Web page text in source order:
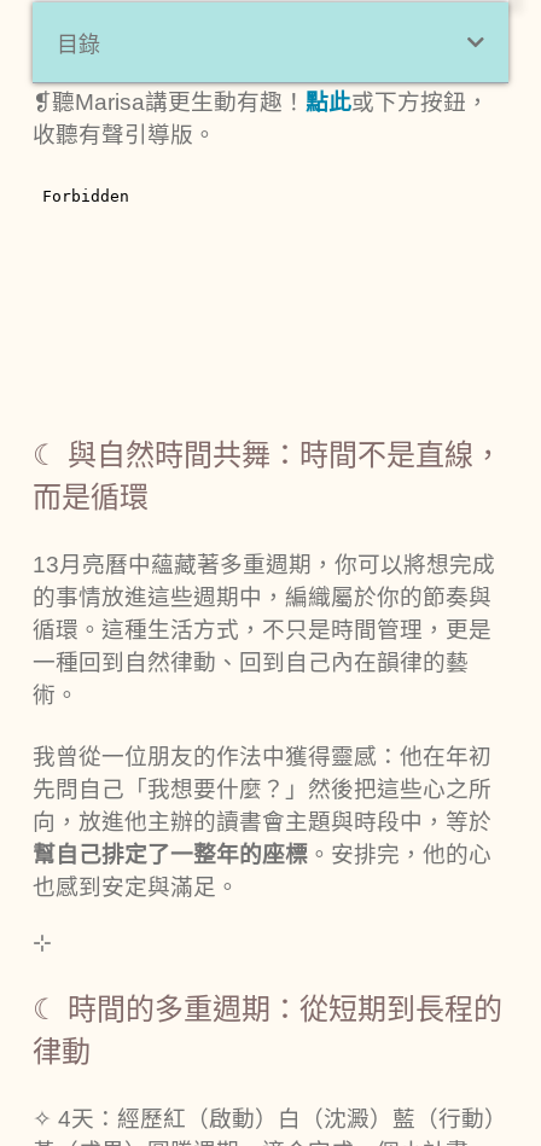
目錄
❡聽Marisa講更生動有趣！ 點此或下方按鈕，
收聽有聲引導版。
☾ 與自然時間共舞：時間不是直線，
而是循環
13月亮曆中蘊藏著多重週期，你可以將想完成
的事情放進這些週期中，編織屬於你的節奏與
循環。這種生活方式，不只是時間管理，更是
一種回到自然律動、回到自己內在韻律的藝
術。
我曾從一位朋友的作法中獲得靈感：他在年初
先問自己「我想要什麼？」然後把這些心之所
向，放進他主辦的讀書會主題與時段中，等於
幫自己排定了一整年的座標。安排完，他的心
也感到安定與滿足。
⊹
☾ 時間的多重週期：從短期到長程的
律動
✧ 4天：經歷紅（啟動）白（沈澱）藍（行動）